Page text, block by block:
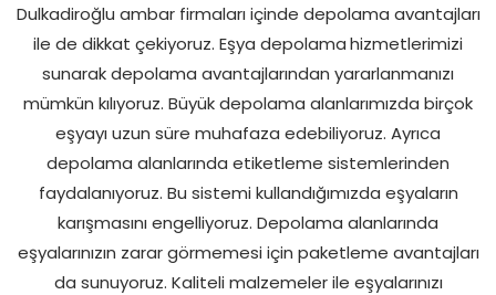
Dulkadiroğlu ambar firmaları içinde depolama avantajları
ile de dikkat çekiyoruz. Eşya depolamahizmetlerimizi
sunarak depolama avantajlarından yararlanmanızı
mümkün kılıyoruz. Büyük depolama alanlarımızda birçok
eşyayı uzun süre muhafaza edebiliyoruz. Ayrıca
depolama alanlarında etiketleme sistemlerinden
faydalanıyoruz. Bu sistemi kullandığımızda eşyaların
karışmasını engelliyoruz. Depolama alanlarında
eşyalarınızın zarar görmemesi için paketleme avantajları
da sunuyoruz. Kaliteli malzemeler ile eşyalarınızı